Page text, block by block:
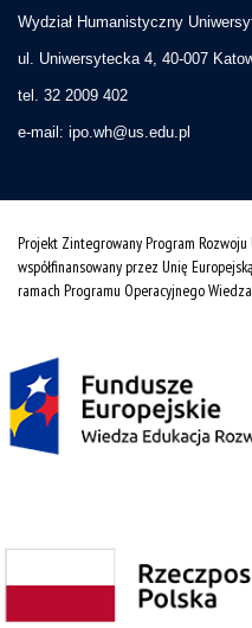
Wydział Humanistyczny
ul. Uniwersytecka 4, 40-007
tel. 32 2009 402
e-mail: ipo.wh@us.edu.pl
Projekt Zintegrowany Program
współfinansowany przez Unię
ramach Programu Operacyjnego